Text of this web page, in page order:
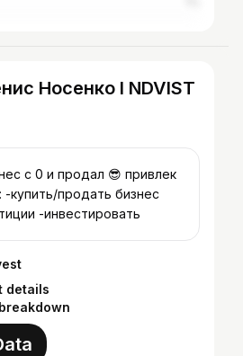
Носенко l NDVIST
с 0 и продал 😎 привлек
-купить/продать бизнес
-инвестировать
details